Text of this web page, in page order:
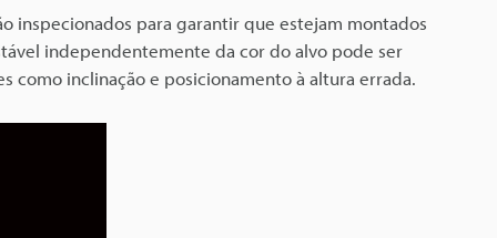
inspecionados para garantir que estejam montados
independentemente da cor do alvo pode ser
como inclinação e posicionamento à altura errada.